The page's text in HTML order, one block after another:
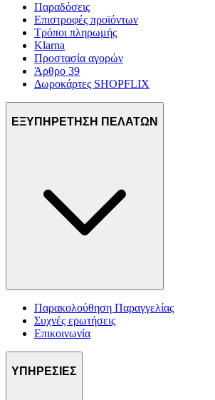
Παραδόσεις
Επιστροφές προϊόντων
Τρόποι πληρωμής
Klarna
Προστασία αγορών
Άρθρο 39
Δωροκάρτες SHOPFLIX
ΕΞΥΠΗΡΕΤΗΣΗ ΠΕΛΑΤΩΝ
Παρακολούθηση Παραγγελίας
Συχνές ερωτήσεις
Επικοινωνία
ΥΠΗΡΕΣΙΕΣ